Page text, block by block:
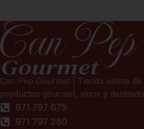
Can Pep Gourmet | Tienda online de
productos gourmet, vinos y
971 797 675
971 797 280